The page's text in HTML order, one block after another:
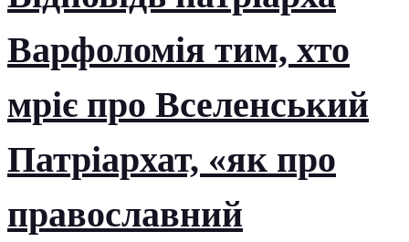
Варфоломія тим, хто
мріє про Вселенський
Патріархат, «як про
православний